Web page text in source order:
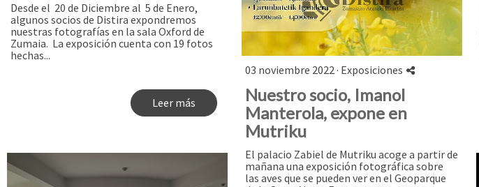
Desde el 20 de Diciembre al 5 de Enero,
algunos socios de Distira expondremos
nuestras fotografías en la sala Oxford de
Zumaia. ​ La exposición cuenta con 19 fotos
hechas...
Leer más
03 noviembre 2022 · Exposiciones
Nuestro socio, Imanol
Manterola, expone en
Mutriku
El palacio Zabiel de Mutriku acoge a partir de
mañana una exposición fotográfica sobre
las aves que se pueden ver en el Geoparque